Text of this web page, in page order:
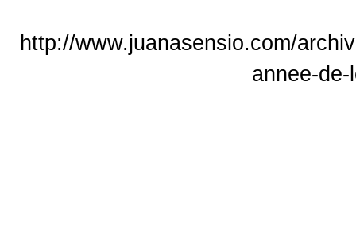
http://www.juanasensio.com/
annee-